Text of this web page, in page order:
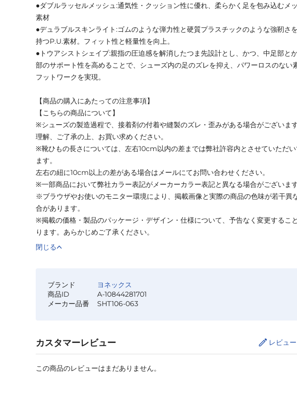
●ダブルラッセルメッシュ:通気性・クッション性に優れ、柔らかく足を包み込むメ
素材
●デュラブルスキンライト:ゴムのような弾力性と硬質プラスチックのような強靭さ
持つP.U.素材。フィット性と軽量性を向上。
●トウアシストシェイプ:親指の圧迫感を解消したつま先設計とし、かつ、中足部と
部のサポート性を高めることで、シューズ内の足のズレを抑え、パワーロスのない
フットワークを実現。
【商品の購入にあたっての注意事項】
【こちらの商品について】
※シューズの製造過程で、接着剤の付着や縫製のズレ・歪みがある場合がございま
理解、ご了承の上、お買い求めください。
※靴ひもの長さについては、左右10cm以内の差までは弊社許容内とさせていただい
ます。
左右の紐に10cm以上の差がある場合はメールにてお問い合わせください。
※一部商品において弊社カラー表記がメーカーカラー表記と異なる場合がございます
※ブラウザやお使いのモニター環境により、掲載画像と実際の商品の色味が若干異
合があります。
※掲載の価格・製品のパッケージ・デザイン・仕様について、予告なく変更するこ
ります。あらかじめご了承ください。
閉じる
ブランド
ヨネックス
商品ID
A-10844281701
メーカー品番
SHT106-063
カスタマーレビュー レビュ
この商品のレビューはまだありません。